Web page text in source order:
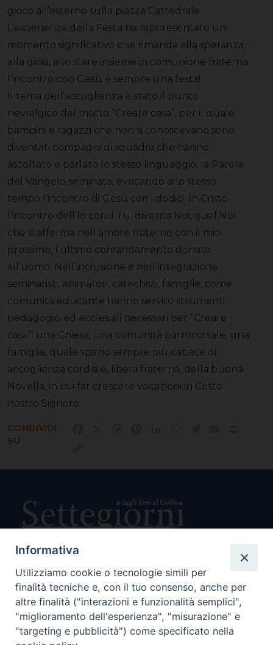
gioco all’esterno sulla piazza Cattedrale.
L’esperienza della Festa ha rappresentato un
momento significativo che rimanda alla speranza,
alla gioia, allo stare insieme in comunione fraterna:
l’incontro con Gesù è sempre una festa!
Il tema dell’accoglienza è stato il punto
nevralgico del motto “Creare casa”, per il quale
bambini e ragazzi che non si conoscevano sono
diventati compagni di squadra che hanno
ascoltato e parlato lo stesso linguaggio, la Parola
del Vangelo seminata, evocando allo stesso
tempo l’incontro di Gesù con i dodici. In Cristo
l’incontro dell’Io con il Tu, diventa Noi, quel Noi
che si afferma nell’amore fraterno con il mio
prossimo, l’ultimo comandamento donato
all’uomo. Nell’inclusione e nell’integrazione
seminaristi, animatori, catechisti, famiglie, come
comunità educante hanno servito strumenti
pedagogici ed ecclesiali necessari per “Creare
casa”: una Chiesa, una comunità parrocchiale, una
famiglia, quale spazio sempre più capace di
accoglienza cordiale, libera fraterna, della buona
Novella, in cui far crescere vocazioni in Cristo
nostro Signore.
CONDIVIDI
SU
Direttore Responsabile Giuseppe Rabita
Direttore Amministrativo Salvatore Bruno
Editore e Proprietà Opera di Religione della Diocesi di Piazza
Armerina,
Via Cammarata, 21 – Piazza Armerina
P. I. 01121870867
Informativa
Utilizziamo cookie o tecnologie simili per
finalità tecniche e, con il tuo consenso, anche per
altre finalità ("interazioni e funzionalità semplici",
"miglioramento dell'esperienza", "misurazione" e
"targeting e pubblicità") come specificato nella